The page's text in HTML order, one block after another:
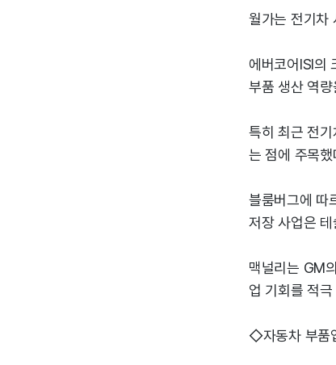
월가는 전기차
에버코어ISI의
부품 생산 역
특히 최근 전
는 점에 주목했
블룸버그에 따
저장 사업은
맥널리는 GM
업 기회를 적
◇자동차 부품